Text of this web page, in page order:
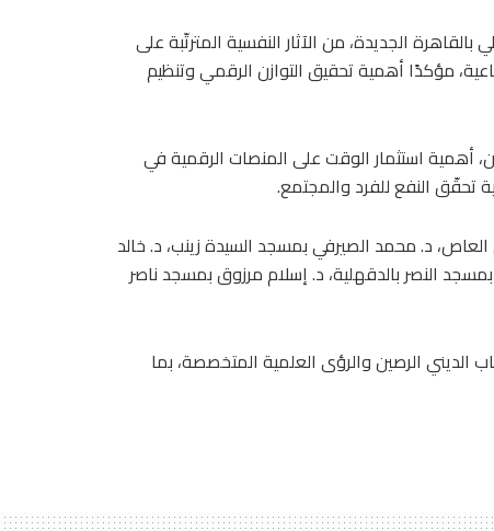
الجديدة، من الآثار النفسية المترتّبة على
مؤكدًا أهمية تحقيق التوازن الرقمي وتنظيم
أهمية استثمار الوقت على المنصات الرقمية في
تحقّق النفع للفرد والمجتمع.
د. محمد الصيرفي بمسجد السيدة زينب، د. خالد
النصر بالدقهلية، د. إسلام مرزوق بمسجد ناصر
الديني الرصين والرؤى العلمية المتخصصة، بما